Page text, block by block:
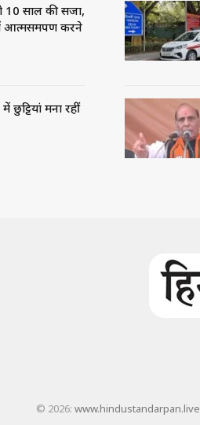
साल की सजा,
आत्मसमर्पण करने
छुट्टियां मना रहीं
© 2026: www.hindustandarpan.live